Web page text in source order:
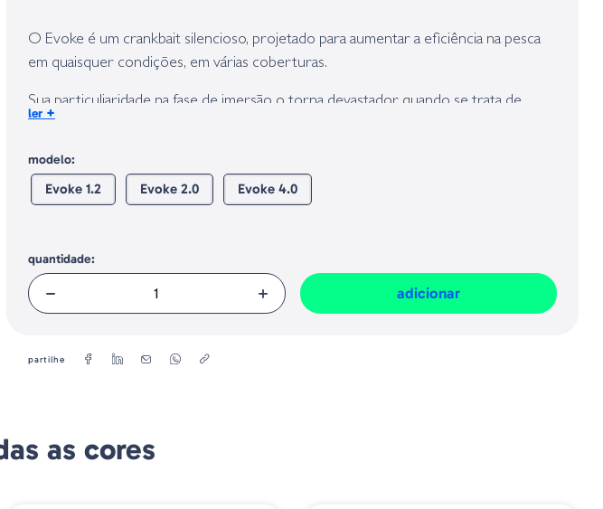
O Evoke é um crankbait silencioso, projetado para aumentar a eficiência na pesca
em quaisquer condições, em várias coberturas.
Sua particuliaridade na fase de imersão o torna devastador quando se trata de
capacidade de fundição. Sua câmara interna determina seu surgimento assim que
interrompe sua recuperação, garantindo um ótimo equilíbrio.
ler +
modelo:
Evoke 1.2 Evoke 2.0 Evoke 4.0
quantidade:
adicionar
partilhe
as cores